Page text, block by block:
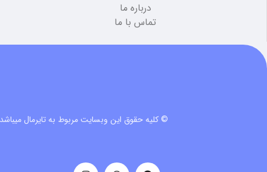
درباره ما
تماس با ما
© کلیه حقوق این وبسایت مربوط به تایرمال